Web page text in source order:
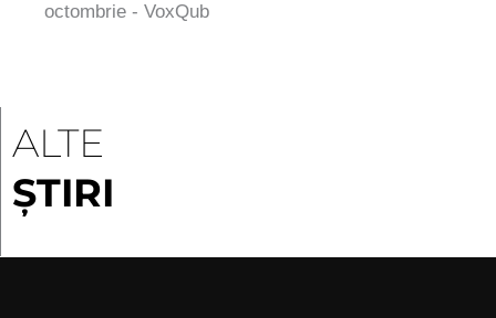
octombrie - VoxQub
ALTE
ȘTIRI